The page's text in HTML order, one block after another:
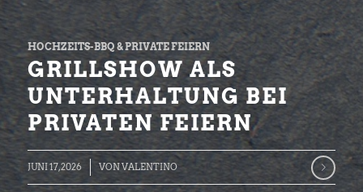
HOCHZEITS-BBQ & PRIVATE FEIERN
GRILLSHOW ALS
UNTERHALTUNG BEI
PRIVATEN FEIERN
JUNI 17, 2026 VONVALENTINO